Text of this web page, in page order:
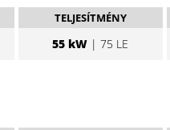
TELJESÍTMÉNY
55 kW | 75 LE